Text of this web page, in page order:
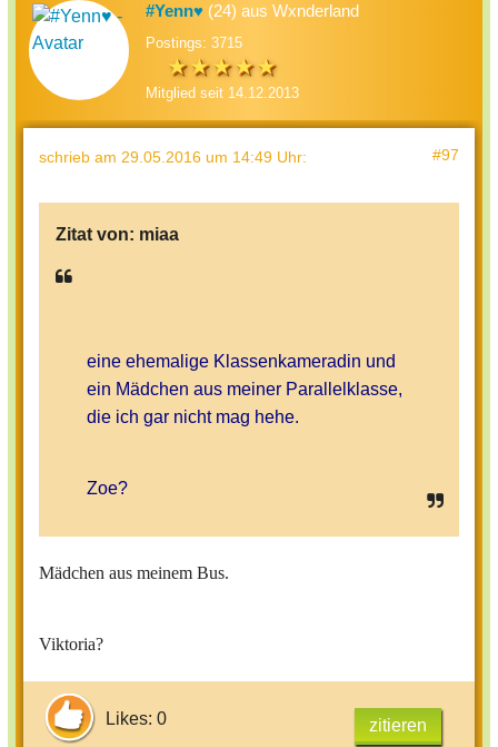
#Yenn♥ (24) aus Wxnderland
Postings: 3715
Mitglied seit 14.12.2013
schrieb am 29.05.2016 um 14:49 Uhr: #97
Zitat von: miaa
eine ehemalige Klassenkameradin und
ein Mädchen aus meiner Parallelklasse,
die ich gar nicht mag hehe.
Zoe?
Mädchen aus meinem Bus.
Viktoria?
Likes: 0 zitieren